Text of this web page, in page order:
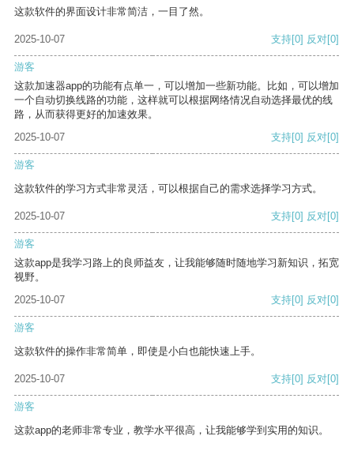
这款软件的界面设计非常简洁，一目了然。
2025-10-07 支持[0] 反对[0]
游客
这款加速器app的功能有点单一，可以增加一些新功能。比如，可以增加
一个自动切换线路的功能，这样就可以根据网络情况自动选择最优的线
路，从而获得更好的加速效果。
2025-10-07
支持[0] 反对[0]
游客
这款软件的学习方式非常灵活，可以根据自己的需求选择学习方式。
2025-10-07 支持[0] 反对[0]
游客
这款app是我学习路上的良师益友，让我能够随时随地学习新知识，拓宽
视野。
2025-10-07
支持[0] 反对[0]
游客
这款软件的操作非常简单，即使是小白也能快速上手。
2025-10-07 支持[0] 反对[0]
游客
这款app的老师非常专业，教学水平很高，让我能够学到实用的知识。